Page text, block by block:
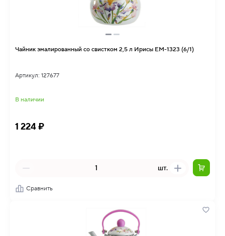
Чайник эмалированный со свистком 2,5 л Ирисы EM-1323 (6/1)
Артикул: 127677
В наличии
1 224 ₽
шт.
Сравнить